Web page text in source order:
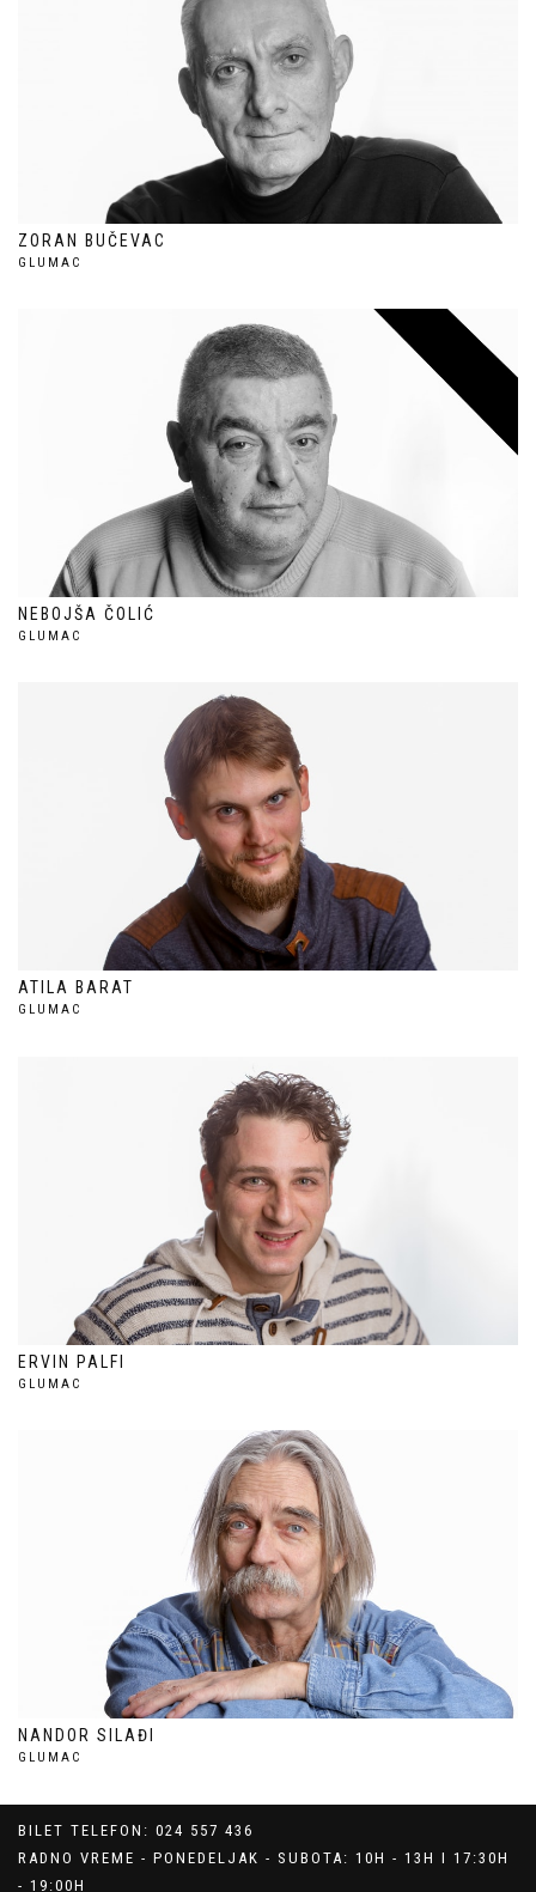
ZORAN BUČEVAC
GLUMAC
NEBOJŠA ČOLIĆ
GLUMAC
ATILA BARAT
GLUMAC
ERVIN PALFI
GLUMAC
NANDOR SILAĐI
GLUMAC
BILET TELEFON: 024 557 436
RADNO VREME - PONEDELJAK - SUBOTA: 10H - 13H I 17:30H
- 19:00H